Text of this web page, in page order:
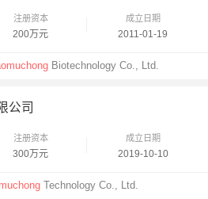
注册资本
200万元
成立日期
2011-01-19
Biotechnology Co., Ltd.
公司
注册资本
300万元
成立日期
2019-10-10
Technology Co., Ltd.